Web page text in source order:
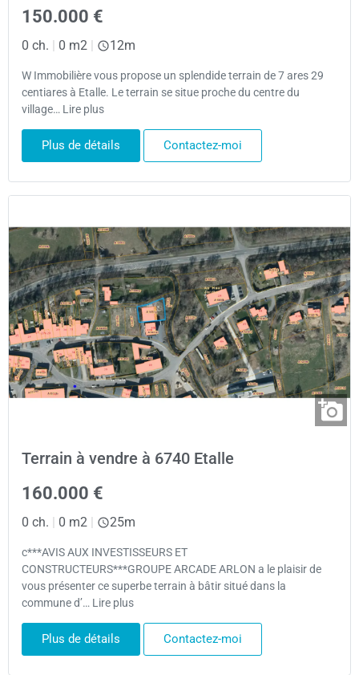
150.000 €
0 ch. 0 m2 12m
W Immobilière vous propose un splendide terrain de 7 ares 29
centiares à Etalle. Le terrain se situe proche du centre du
village… Lire plus
Plus de détails Contactez-moi
Terrain à vendre à 6740 Etalle
160.000 €
0 ch. 0 m2 25m
c***AVIS AUX INVESTISSEURS ET
CONSTRUCTEURS***GROUPE ARCADE ARLON a le plaisir de
vous présenter ce superbe terrain à bâtir situé dans la
commune d’… Lire plus
Plus de détails Contactez-moi